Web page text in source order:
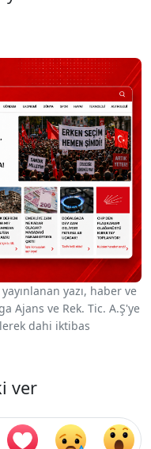
yazı, haber ve
Ajans ve Rek. Tic. A.Ş'ye
dahi iktibas
ver